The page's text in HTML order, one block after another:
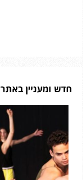
חדש ומעניין באתר